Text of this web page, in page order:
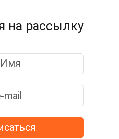
на рассылку